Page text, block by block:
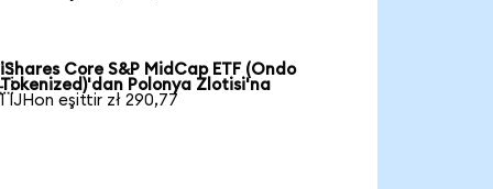
iShares Core S&P MidCap ETF (Ondo
Tokenized)'dan Polonya Zlotisi'na
1 IJHon eşittir zł 290,77